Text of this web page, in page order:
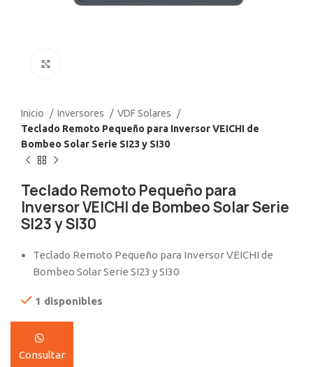
Inicio Inversores
VDF Solares
Teclado Remoto Pequeño para Inversor VEICHI de
Bombeo Solar Serie SI23 y SI30
Teclado Remoto Pequeño para
Inversor VEICHI de Bombeo Solar Serie
SI23 y SI30
Teclado Remoto Pequeño para Inversor VEICHI de
Bombeo Solar Serie SI23 y SI30
1 disponibles
Consultar